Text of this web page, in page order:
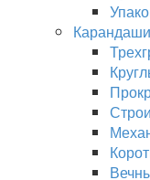
Карандаши